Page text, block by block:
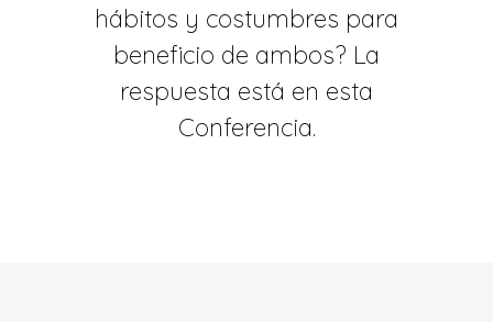
hábitos y costumbres para
beneficio de ambos? La
respuesta está en esta
Conferencia.